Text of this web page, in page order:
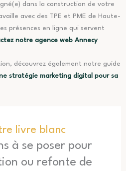
dans la construction de votre
avec des TPE et PME de Haute-
présences en ligne qui servent
notre agence web Annecy
découvrez également notre guide
stratégie marketing digital pour sa
livre blanc
à se poser pour
ou refonte de